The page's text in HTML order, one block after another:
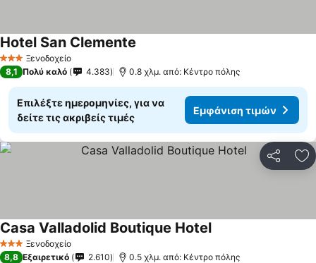
3 ΑστέριαΞενοδοχείο
Hotel San Clemente
8,1 Πολύ καλό 4.383 0.8 χλμ. από: Κέντρο πόλης
Επιλέξτε ημερομηνίες, για να
δείτε τις ακριβείς τιμές
Εμφάνιση τιμών
3 ΑστέριαΞενοδοχείο
Casa Valladolid Boutique Hotel
8,8 Εξαιρετικό 2.610 0.5 χλμ. από: Κέντρο πόλης